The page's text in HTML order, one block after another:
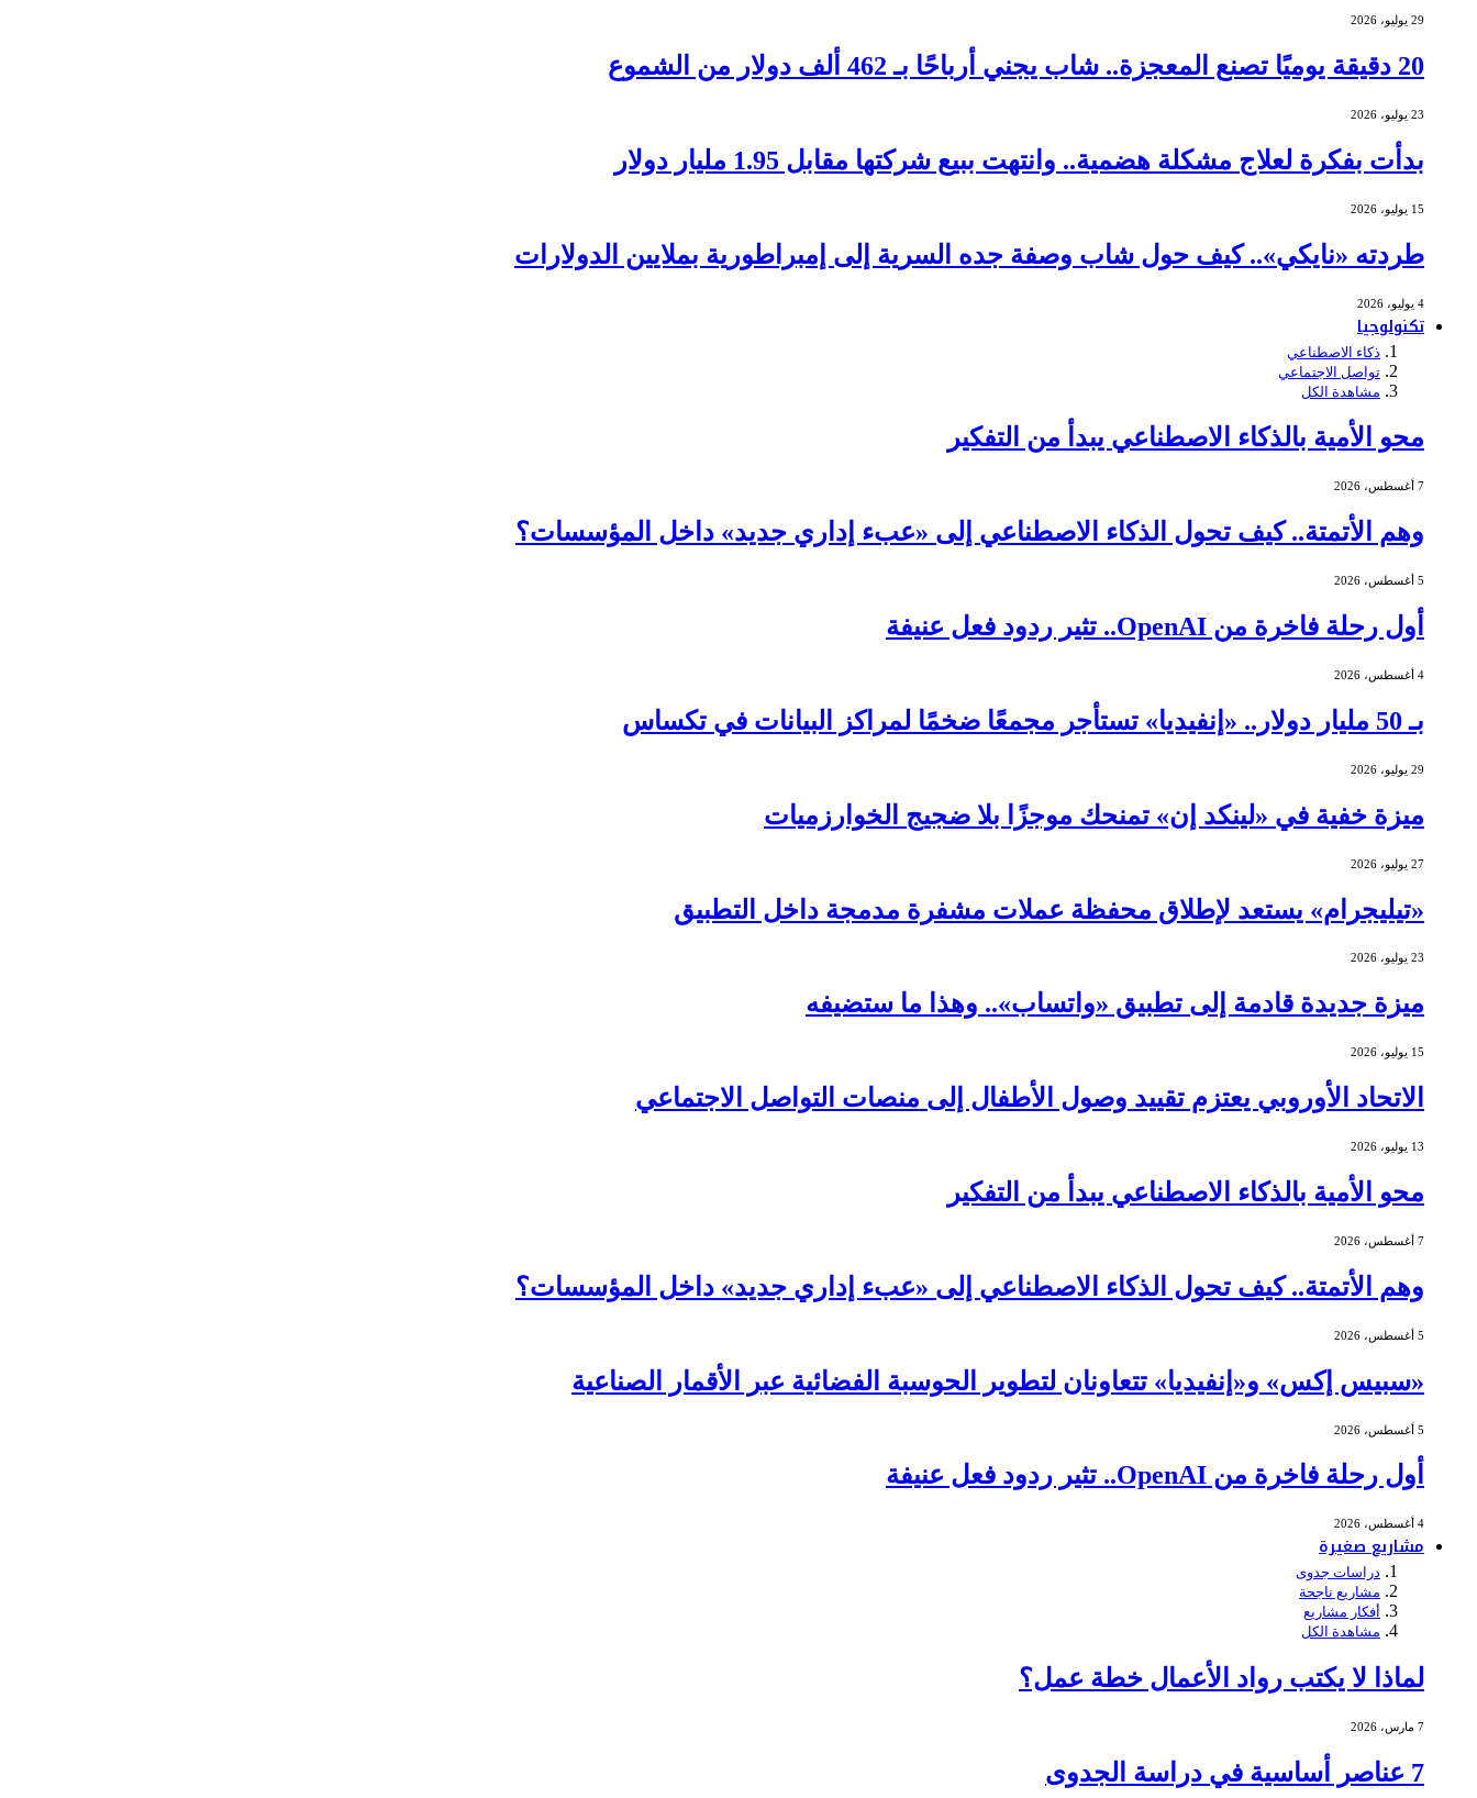
29 يوليو، 2026
20 دقيقة يوميًا تصنع المعجزة.. شاب يجني أرباحًا بـ 462 ألف دولار من الشموع
23 يوليو، 2026
بدأت بفكرة لعلاج مشكلة هضمية.. وانتهت ببيع شركتها مقابل 1.95 مليار دولار
15 يوليو، 2026
طردته «نايكي».. كيف حول شاب وصفة جده السرية إلى إمبراطورية بملايين الدولارات
4 يوليو، 2026
تكنولوجيا
ذكاء الاصطناعي
تواصل الاجتماعي
مشاهدة الكل
محو الأمية بالذكاء الاصطناعي يبدأ من التفكير
7 أغسطس، 2026
وهم الأتمتة.. كيف تحول الذكاء الاصطناعي إلى «عبء إداري جديد» داخل المؤسسات؟
5 أغسطس، 2026
أول رحلة فاخرة من OpenAI.. تثير ردود فعل عنيفة
4 أغسطس، 2026
بـ 50 مليار دولار.. «إنفيديا» تستأجر مجمعًا ضخمًا لمراكز البيانات في تكساس
29 يوليو، 2026
ميزة خفية في «لينكد إن» تمنحك موجزًا بلا ضجيج الخوارزميات
27 يوليو، 2026
«تيليجرام» يستعد لإطلاق محفظة عملات مشفرة مدمجة داخل التطبيق
23 يوليو، 2026
ميزة جديدة قادمة إلى تطبيق «واتساب».. وهذا ما ستضيفه
15 يوليو، 2026
الاتحاد الأوروبي يعتزم تقييد وصول الأطفال إلى منصات التواصل الاجتماعي
13 يوليو، 2026
محو الأمية بالذكاء الاصطناعي يبدأ من التفكير
7 أغسطس، 2026
وهم الأتمتة.. كيف تحول الذكاء الاصطناعي إلى «عبء إداري جديد» داخل المؤسسات؟
5 أغسطس، 2026
«سبيس إكس» و«إنفيديا» تتعاونان لتطوير الحوسبة الفضائية عبر الأقمار الصناعية
5 أغسطس، 2026
أول رحلة فاخرة من OpenAI.. تثير ردود فعل عنيفة
4 أغسطس، 2026
مشاريع صغيرة
دراسات جدوى
مشاريع ناجحة
أفكار مشاريع
مشاهدة الكل
لماذا لا يكتب رواد الأعمال خطة عمل؟
7 مارس، 2026
7 عناصر أساسية في دراسة الجدوى